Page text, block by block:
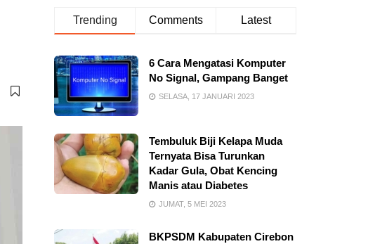
Trending Comments Latest
6 Cara Mengatasi Komputer
No Signal, Gampang Banget
SELASA, 17 JANUARI 2023
Tembuluk Biji Kelapa Muda
Ternyata Bisa Turunkan
Kadar Gula, Obat Kencing
Manis atau Diabetes
JUMAT, 5 MEI 2023
BKPSDM Kabupaten Cirebon